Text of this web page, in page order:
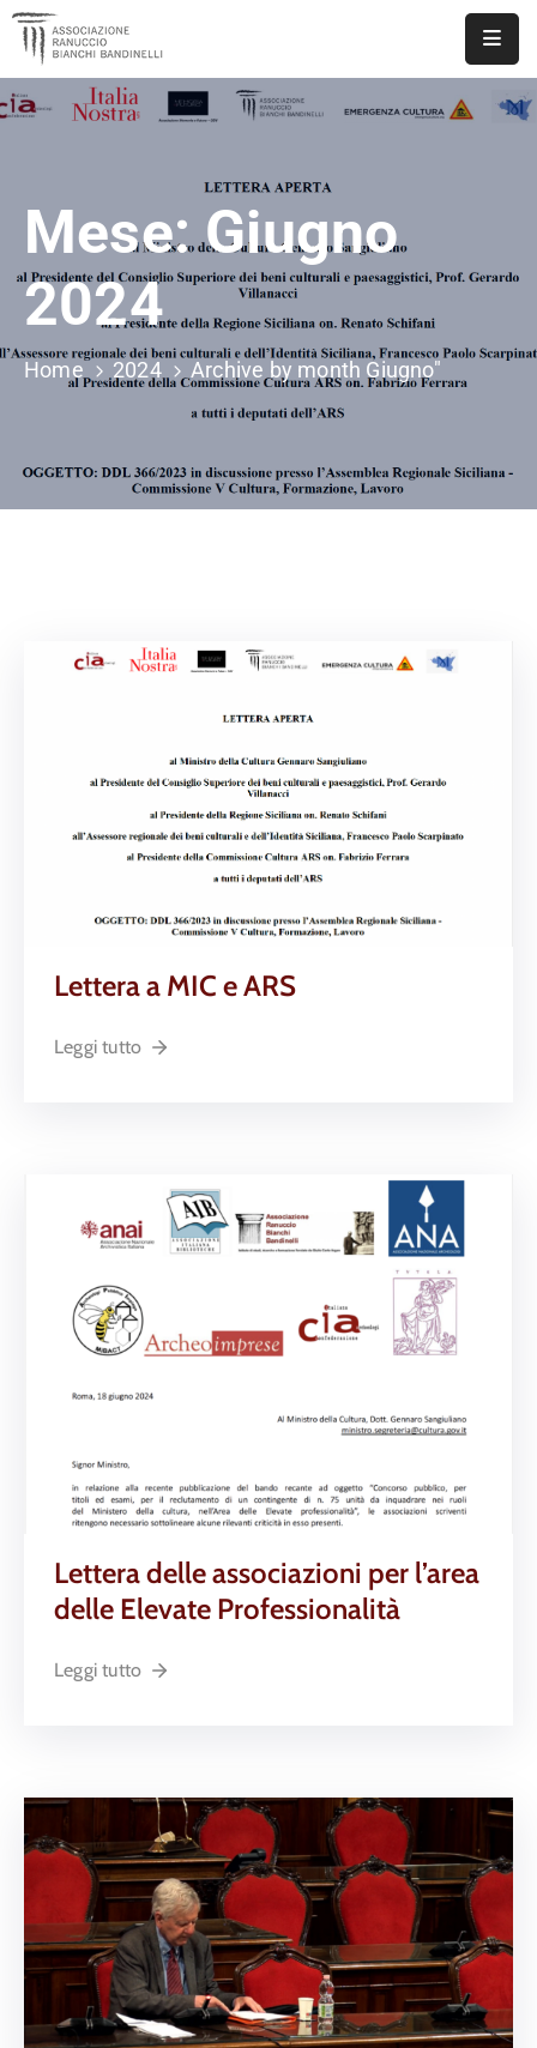
ASSOCIAZIONE
DOCUMENTI
EVENTI
PUBBLICAZIONI
CONTATTI
Mese:Giugno
2024
Home 2024 Archive by month Giugno"
Lettera a MIC e ARS
Leggi tutto
Lettera delle associazioni per l’area
delle Elevate Professionalità
Leggi tutto